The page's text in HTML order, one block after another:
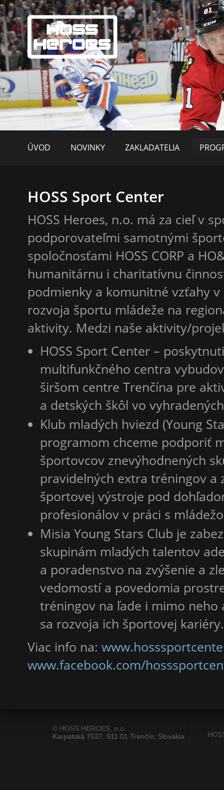
ÚVOD NOVINKY ZAKLADATELIA
HOSS Sport Center
HOSS Heroes, n.o. má za cieľ v
podporovateľmi samotnými
spoločnosťami HOSS CORP a
humanitárnu i charitatívnu
podmienky a komunitné vzťahy
rozvoja športu mládeže na
aktivity. Medzi naše aktivity/
HOSS Sport Center –
multifunkčného centra
širšom centre Trenčína pre
a detských škôl vo
Klub mladých hviezd (Young
programom chceme podporiť
športovcov znevýhodnených
pravidelných extra tréningov a
športovej výstroje pod
profesionálov v práci s
Misia Young Stars Club je
skupinám mladých talentov
a poradenstvo na zvýšenie a
vedomostí a povedomia
tréningov na ľade i mimo neho
sa rozvoja ich športovej kariéry.
Viac info na:
www.facebook.com/
© HOSS HEROES, n.o.
Karpatská 7537, 911 01 Trenčín, Slovakia